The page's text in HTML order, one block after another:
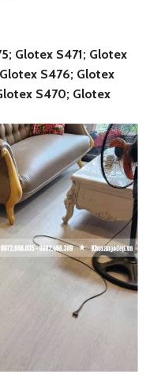
Glotex S471; Glotex
S476; Glotex
S470; Glotex